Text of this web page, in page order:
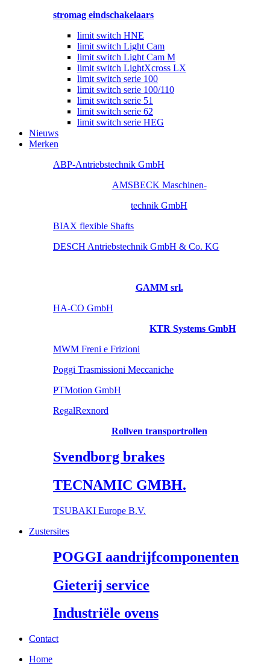
stromag eindschakelaars
limit switch HNE
limit switch Light Cam
limit switch Light Cam M
limit switch LightXcross LX
limit switch serie 100
limit switch serie 100/110
limit switch serie 51
limit switch serie 62
limit switch serie HEG
Nieuws
Merken
ABP-Antriebstechnik GmbH
AMSBECK Maschinen-
technik GmbH
BIAX flexible Shafts
DESCH Antriebstechnik GmbH & Co. KG
GAMM srl.
HA-CO GmbH
KTR Systems GmbH
MWM Freni e Frizioni
Poggi Trasmissioni Meccaniche
PTMotion GmbH
RegalRexnord
Rollven transportrollen
Svendborg brakes
TECNAMIC GMBH.
TSUBAKI Europe B.V.
Zustersites
POGGI aandrijfcomponenten
Gieterij service
Industriële ovens
Contact
Home